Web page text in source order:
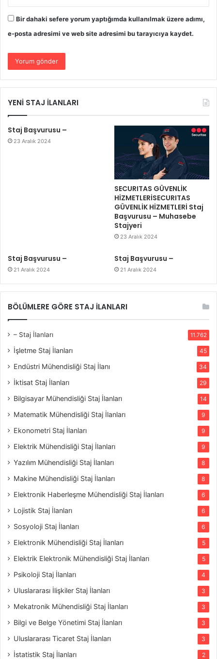
Bir dahaki sefere yorum yaptığımda kullanılmak üzere adımı,
e-posta adresimi ve web site adresimi bu tarayıcıya kaydet.
YENİ STAJ İLANLARI
Staj Başvurusu –
23 Aralık 2024
SECURITAS GÜVENLİK
HİZMETLERİSECURITAS
GÜVENLİK HİZMETLERİ Staj
Başvurusu – Muhasebe
Stajyeri
23 Aralık 2024
Staj Başvurusu –
21 Aralık 2024
Staj Başvurusu –
21 Aralık 2024
BÖLÜMLERE GÖRE STAJ İLANLARI
– Staj İlanları 11.762
İşletme Staj İlanları 45
Endüstri Mühendisliği Staj İlanı 34
İktisat Staj İlanları 29
Bilgisayar Mühendisliği Staj İlanları 14
Matematik Mühendisliği Staj İlanları 9
Ekonometri Staj İlanları 9
Elektrik Mühendisliği Staj İlanları 9
Yazılım Mühendisliği Staj İlanları 8
Makine Mühendisliği Staj İlanları 8
Elektronik Haberleşme Mühendisliği Staj İlanları 6
Lojistik Staj İlanları 6
Sosyoloji Staj İlanları 6
Elektronik Mühendisliği Staj İlanları 5
Elektrik Elektronik Mühendisliği Staj İlanları 5
Psikoloji Staj İlanları 4
Uluslararası İlişkiler Staj İlanları 3
Mekatronik Mühendisliği Staj İlanları 3
Bilgi ve Belge Yönetimi Staj İlanları 3
Uluslararası Ticaret Staj İlanları 3
İstatistik Staj İlanları 2